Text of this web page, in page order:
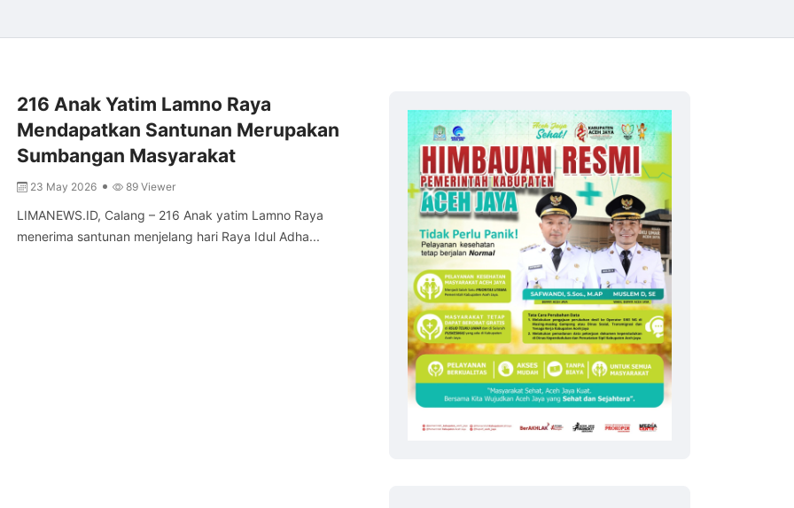
216 Anak Yatim Lamno Raya
Mendapatkan Santunan Merupakan
Sumbangan Masyarakat
23 May 2026 89 Viewer
LIMANEWS.ID, Calang – 216 Anak yatim Lamno Raya
menerima santunan menjelang hari Raya Idul Adha...